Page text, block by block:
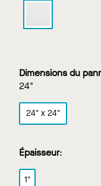
dans
Dimensions du
24"
24" x 24"
Épaisseur:
1"